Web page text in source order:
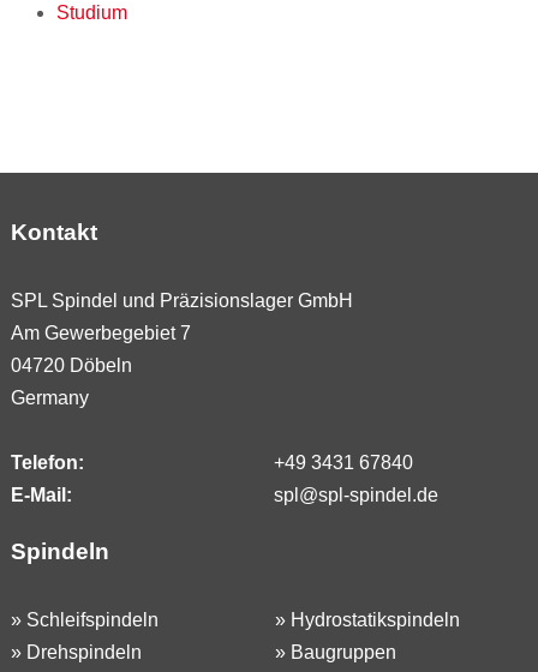
Studium
Kontakt
SPL Spindel und Präzisionslager GmbH
Am Gewerbegebiet 7
04720 Döbeln
Germany
Telefon:
+49 3431 67840
E-Mail:
spl@spl-spindel.de
Spindeln
» Schleifspindeln
» Drehspindeln
» Hydrostatikspindeln
» Baugruppen